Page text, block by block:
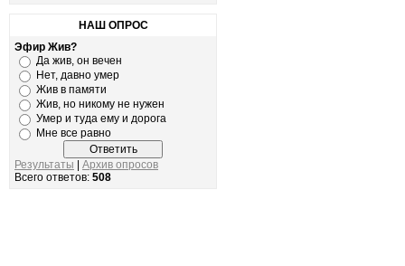
НАШ ОПРОС
Эфир Жив?
Да жив, он вечен
Нет, давно умер
Жив в памяти
Жив, но никому не нужен
Умер и туда ему и дорога
Мне все равно
Результаты
Архив опросов
Всего ответов: 508